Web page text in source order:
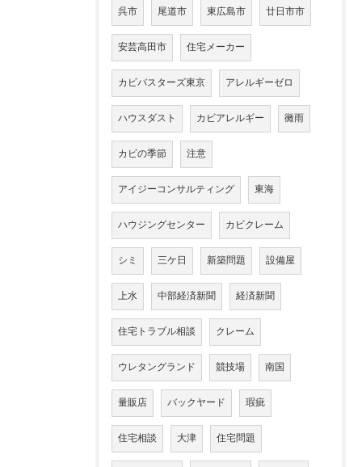
呉市 尾道市 東広島市 廿日市市
安芸高田市 住宅メーカー
カビバスターズ東京 アレルギーゼロ
ハウスダスト カビアレルギー 黴雨
カビの季節 注意
アイジーコンサルティング 東海
ハウジングセンター カビクレーム
シミ 三ケ日 新築問題 設備屋
上水 中部経済新聞 経済新聞
住宅トラブル相談 クレーム
ウレタングランド 競技場 南国
量販店 バックヤード 瑕疵
住宅相談 大津 住宅問題